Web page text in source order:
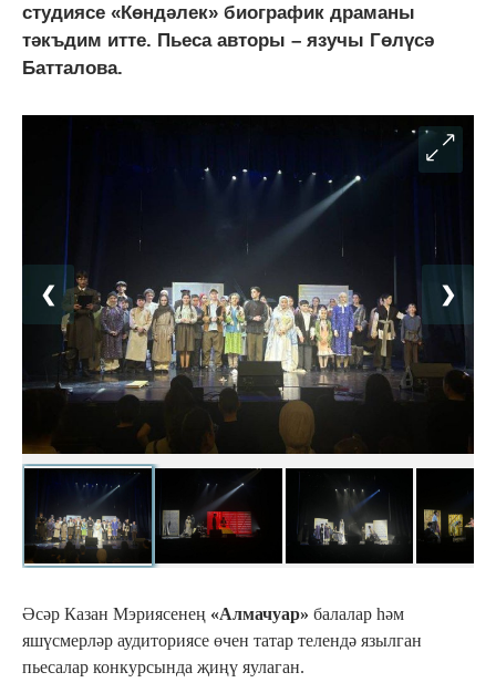
студиясе «Көндәлек» биографик драманы
тәкъдим итте. Пьеса авторы – язучы Гөлүсә
Батталова.
❮ ❯
Әсәр Казан Мэриясенең «Алмачуар» балалар һәм
яшүсмерләр аудиториясе өчен татар телендә язылган
пьесалар конкурсында җиңү яулаган.